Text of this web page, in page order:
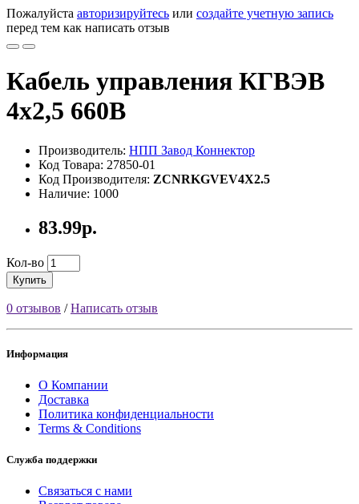
Пожалуйста авторизируйтесь или создайте учетную запись
перед тем как написать отзыв
Кабель управления КГВЭВ
4х2,5 660В
Производитель: НПП Завод Коннектор
Код Товара: 27850-01
Код Производителя: ZCNRKGVEV4X2.5
Наличие: 1000
83.99р.
Кол-во
Купить
0 отзывов /Написать отзыв
Информация
О Компании
Доставка
Политика конфиденциальности
Terms & Conditions
Служба поддержки
Связаться с нами